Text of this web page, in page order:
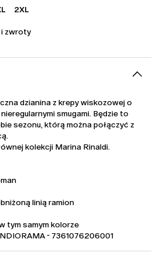
2XL
zwroty
dzianina z krepy wiskozowej o
smugami. Będzie to
sezonu, którą można połączyć z
kolekcji Marina Rinaldi.
linią ramion
tym samym kolorze
- 7361076206001